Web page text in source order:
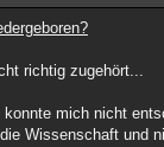
richtig zugehört...
mich nicht
Wissenschaft und